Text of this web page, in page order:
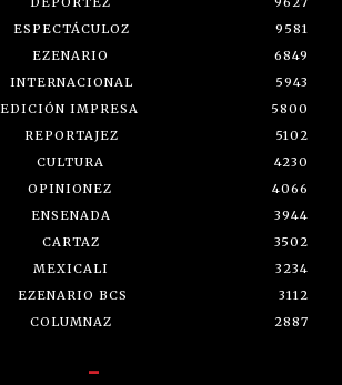
ESPECTÁCULOZ
9581
EZENARIO
6849
INTERNACIONAL
5943
EDICIÓN IMPRESA
5800
REPORTAJEZ
5102
CULTURA
4230
OPINIONEZ
4066
ENSENADA
3944
CARTAZ
3502
MEXICALI
3234
EZENARIO BCS
3112
COLUMNAZ
2887
-